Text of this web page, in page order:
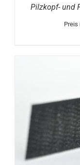
Pilzkopf- und
Preis